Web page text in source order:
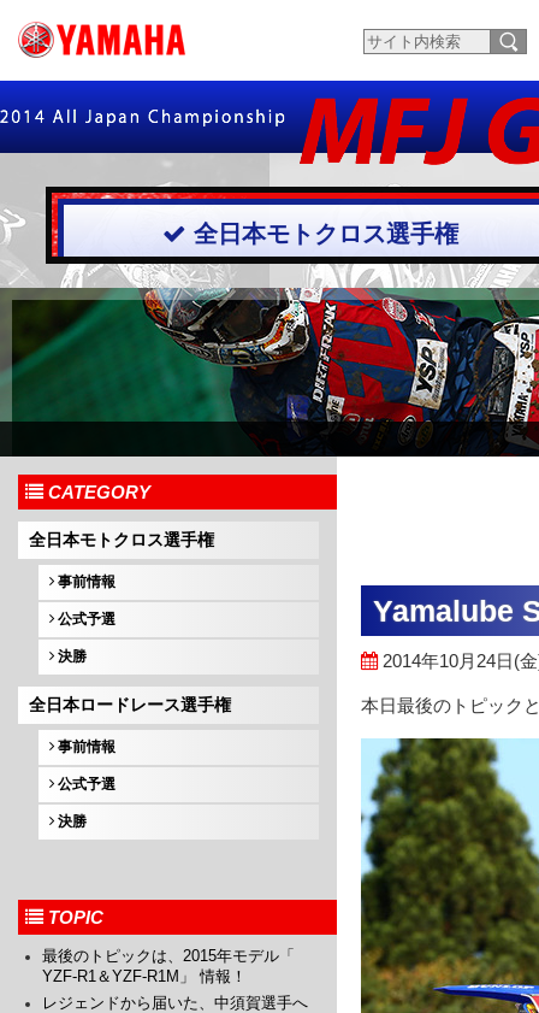
全日本モトクロス選手権
Yamalube
2014年10月24日(
本日最後のトピック
CATEGORY
全日本モトクロス選手権
事前情報
公式予選
決勝
全日本ロードレース選手権
事前情報
公式予選
決勝
TOPIC
最後のトピックは、2015年モデル「
YZF-R1＆YZF-R1M」 情報！
レジェンドから届いた、中須賀選手へ